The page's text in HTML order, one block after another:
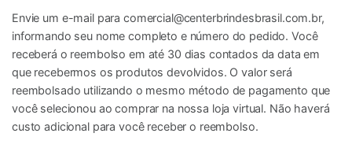
Envie um e-mail para comercial@centerbrindesbrasil.com.br,
informando seu nome completo e número do pedido. Você
receberá o reembolso em até 30 dias contados da data em
que recebermos os produtos devolvidos. O valor será
reembolsado utilizando o mesmo método de pagamento que
você selecionou ao comprar na nossa loja virtual. Não haverá
custo adicional para você receber o reembolso.